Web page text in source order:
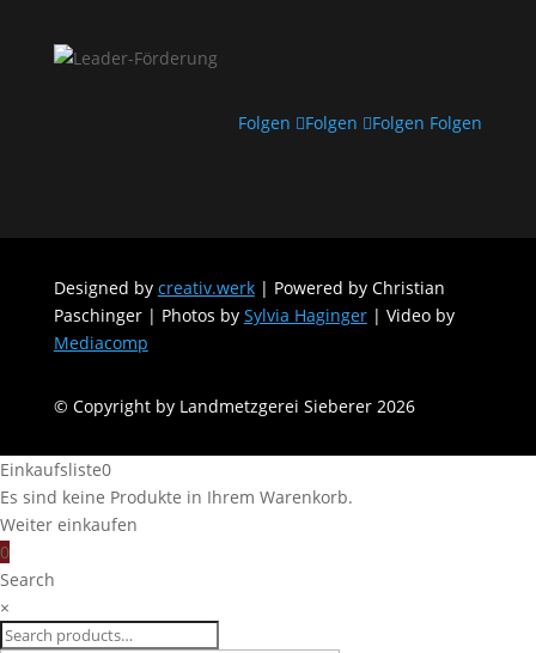
Folgen Folgen Folgen Folgen
Designed by creativ.werk| Powered by Christian
Paschinger | Photos by Sylvia Haginger| Video by
Mediacomp
© Copyright by Landmetzgerei Sieberer 2026
Einkaufsliste0
Es sind keine Produkte in Ihrem Warenkorb.
Weiter einkaufen
0
Search
×